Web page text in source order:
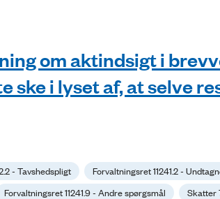
om aktindsigt i
ske i lyset af, at selve
- Tavshedspligt
Forvaltningsret 11241.2 -
Forvaltningsret 11241.9 - Andre spørgsmål Skatter